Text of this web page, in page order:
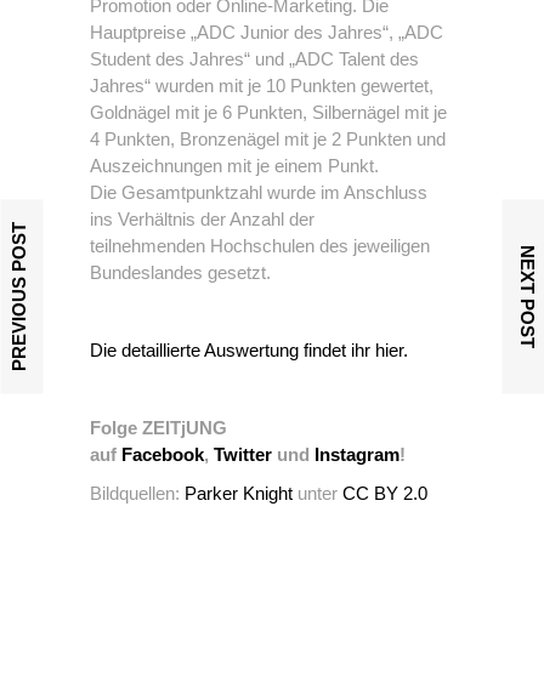
Promotion oder Online-Marketing. Die
Hauptpreise „ADC Junior des Jahres“, „ADC
Student des Jahres“ und „ADC Talent des
Jahres“ wurden mit je 10 Punkten gewertet,
Goldnägel mit je 6 Punkten, Silbernägel mit je
4 Punkten, Bronzenägel mit je 2 Punkten und
Auszeichnungen mit je einem Punkt.
Die Gesamtpunktzahl wurde im Anschluss
ins Verhältnis der Anzahl der
teilnehmenden Hochschulen des jeweiligen
Bundeslandes gesetzt.
Die detaillierte Auswertung findet ihr hier.
Folge ZEITjUNG
auf Facebook, Twitter und Instagram!
Bildquellen: Parker Knight unter CC BY 2.0
PREVIOUS POST NEXT POST